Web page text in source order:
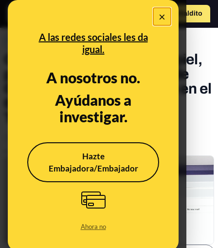
×
A las redes sociales les da
igual.
A nosotros no.
Ayúdanos a
investigar.
Hazte
Embajadora/Embajador
Ahora no
Hazte Maldito
PREBUNKING
Chips implantados bajo la piel,
privacidad en las cuentas de
Gmail y el metaverso: todo en el
68º consultorio de Maldita
Tecnología
Publicado el